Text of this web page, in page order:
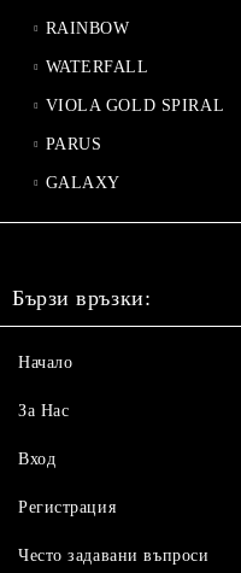
RAINBOW
WATERFALL
VIOLA GOLD SPIRAL
PARUS
GALAXY
Бързи връзки:
Начало
За Нас
Вход
Регистрация
Често задавани въпроси